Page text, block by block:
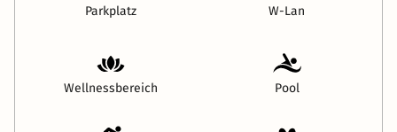
Parkplatz W-Lan
Wellnessbereich Pool